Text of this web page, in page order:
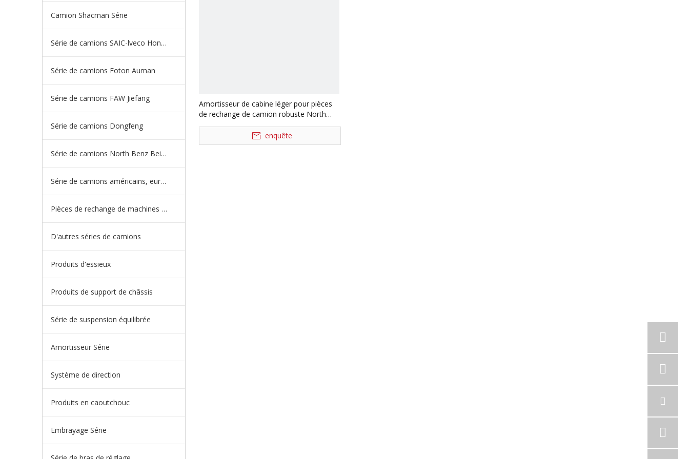
Camion Shacman Série
Série de camions SAIC-lveco Hongyan
Série de camions Foton Auman
Série de camions FAW Jiefang
Série de camions Dongfeng
Série de camions North Benz Beiben
Série de camions américains, européens et japonais
Pièces de rechange de machines d'ingénierie de camion minier
D'autres séries de camions
Produits d'essieux
Produits de support de châssis
Série de suspension équilibrée
Amortisseur Série
Système de direction
Produits en caoutchouc
Embrayage Série
Amortisseur de cabine léger pour pièces
de rechange de camion robuste North
Benz Beiben 52089000019
enquête